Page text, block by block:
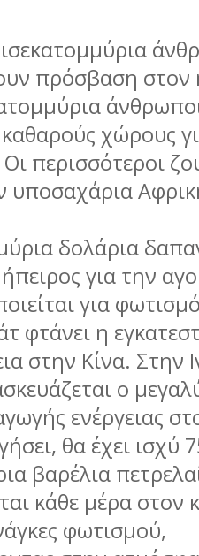
πρόσβαση στον
χώρους
περισσότεροι
υποσαχάρια
δολάρια
για την
για
φτάνει η
στην Κίνα. Στην
ο
ενέργειας
θα έχει ισχύ
βαρέλια
κάθε µέρα στον
φωτισµού,